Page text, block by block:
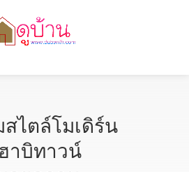
ไตล์โมเดิร์น
าบิทาวน์